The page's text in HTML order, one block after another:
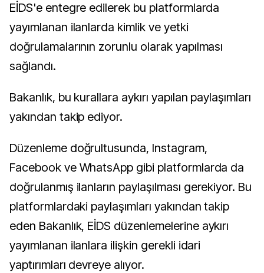
EİDS'e entegre edilerek bu platformlarda
yayımlanan ilanlarda kimlik ve yetki
doğrulamalarının zorunlu olarak yapılması
sağlandı.
Bakanlık, bu kurallara aykırı yapılan paylaşımları
yakından takip ediyor.
Düzenleme doğrultusunda, Instagram,
Facebook ve WhatsApp gibi platformlarda da
doğrulanmış ilanların paylaşılması gerekiyor. Bu
platformlardaki paylaşımları yakından takip
eden Bakanlık, EİDS düzenlemelerine aykırı
yayımlanan ilanlara ilişkin gerekli idari
yaptırımları devreye alıyor.